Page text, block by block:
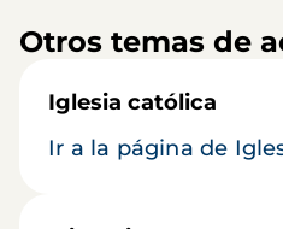
Otros temas de
Iglesia católica
Ir a la página de